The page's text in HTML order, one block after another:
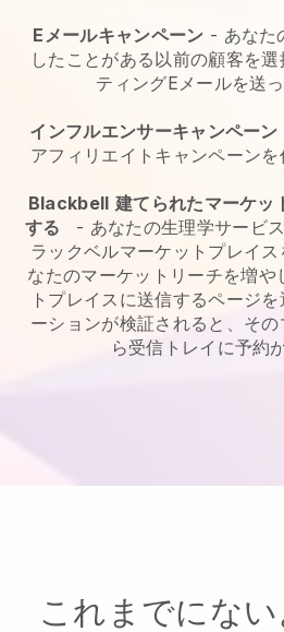
Eメールキャンペーン - あなた
したことがある以前の顧客を
ティングEメールを送
インフルエンサーキャンペーン
アフィリエイトキャンペーンを
Blackbell 建てられたマーケッ
する
- あなたの生理学サービ
ラックベルマーケットプレイ
なたのマーケットリーチを増や
トプレイスに送信するページ
ーションが検証されると、そ
ら受信トレイに予約
これまでにな